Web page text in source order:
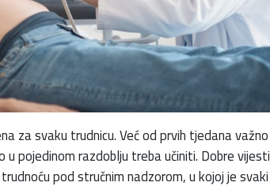
za svaku trudnicu. Već od prvih tjedana važno
pojedinom razdoblju treba učiniti. Dobre vijesti
pod stručnim nadzorom, u kojoj je svaki